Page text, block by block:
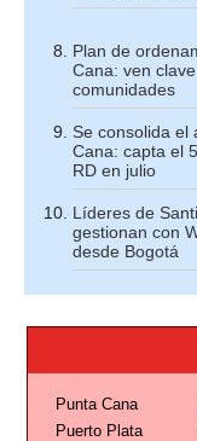
Plan de
Cana: ven
comunidades
Se consolida el
Cana: capta el
RD en julio
Líderes de
gestionan con
desde Bogotá
Punta Cana
Puerto Plata